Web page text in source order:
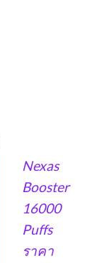
Nexas
Booster
16000
Puffs
ราคา